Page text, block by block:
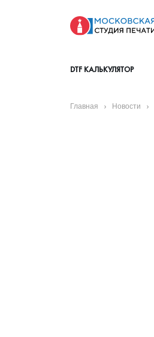
DTF КАЛЬКУЛЯТОР
Главная Новости